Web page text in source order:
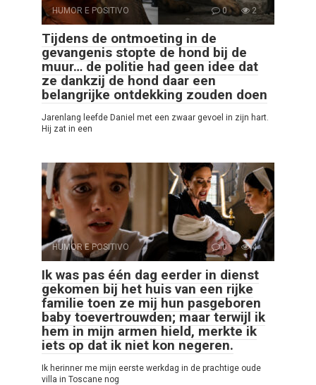
HUMOR E POSITIVO 0 2
Tijdens de ontmoeting in de
gevangenis stopte de hond bij de
muur… de politie had geen idee dat
ze dankzij de hond daar een
belangrijke ontdekking zouden doen
Jarenlang leefde Daniel met een zwaar gevoel in zijn hart.
Hij zat in een
HUMOR E POSITIVO 0 4
Ik was pas één dag eerder in dienst
gekomen bij het huis van een rijke
familie toen ze mij hun pasgeboren
baby toevertrouwden; maar terwijl ik
hem in mijn armen hield, merkte ik
iets op dat ik niet kon negeren.
Ik herinner me mijn eerste werkdag in de prachtige oude
villa in Toscane nog